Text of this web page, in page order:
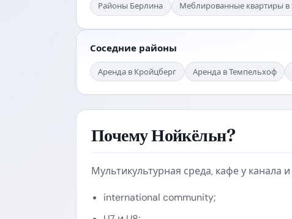
Районы Берлина Меблированные квартиры в
Соседние районы
Аренда в Кройцберг Аренда в Темпельхоф
Почему Нойкёльн?
Мультикультурная среда, кафе у канала
international community;